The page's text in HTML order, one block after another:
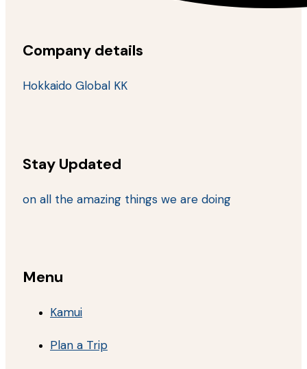
Company details
Hokkaido Global KK
Stay Updated
on all the amazing things we are doing
Menu
Kamui
Plan a Trip